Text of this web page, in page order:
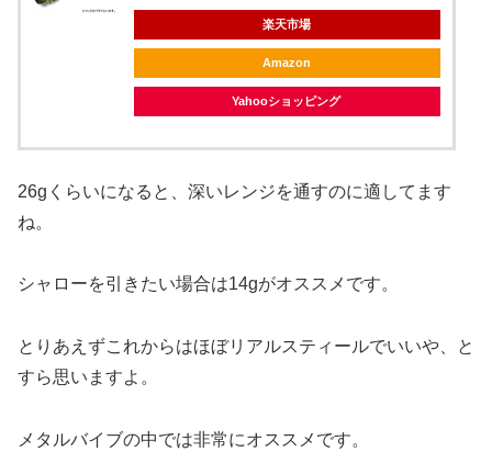
楽天市場
Amazon
Yahooショッピング
26gくらいになると、深いレンジを通すのに適してます
ね。
シャローを引きたい場合は14gがオススメです。
とりあえずこれからはほぼリアルスティールでいいや、と
すら思いますよ。
メタルバイブの中では非常にオススメです。